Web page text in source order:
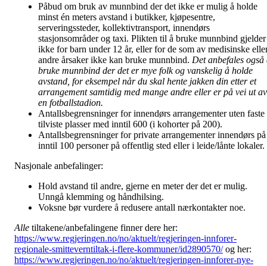
Påbud om bruk av munnbind der det ikke er mulig å holde
minst én meters avstand i butikker, kjøpesentre,
serveringssteder, kollektivtransport, innendørs
stasjonsområder og taxi. Plikten til å bruke munnbind gjelder
ikke for barn under 12 år, eller for de som av medisinske
andre årsaker ikke kan bruke munnbind. Det anbefales også
bruke munnbind der det er mye folk og vanskelig å holde
avstand, for eksempel når du skal hente jakken din etter et
arrangement samtidig med mange andre eller er på vei ut av
en fotballstadion.
Antallsbegrensninger for innendørs arrangementer uten faste
tilviste plasser med inntil 600 (i kohorter på 200).
Antallsbegrensninger for private arrangementer innendørs på
inntil 100 personer på offentlig sted eller i leide/lånte lokaler.
Nasjonale anbefalinger:
Hold avstand til andre, gjerne en meter der det er mulig.
Unngå klemming og håndhilsing.
Voksne bør vurdere å redusere antall nærkontakter noe.
Alle tiltakene/anbefalingene finner dere her:
https://www.regjeringen.no/no/aktuelt/regjeringen-innforer-
regionale-smitteverntiltak-i-flere-kommuner/id2890570/og her:
https://www.regjeringen.no/no/aktuelt/regjeringen-innforer-nye-